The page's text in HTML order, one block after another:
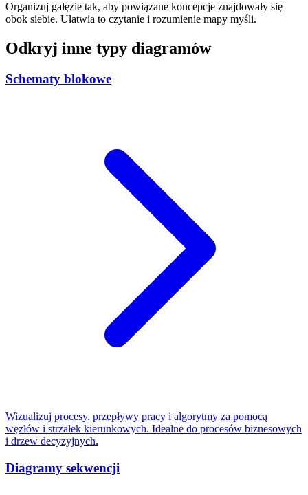
Organizuj gałęzie tak, aby powiązane koncepcje znajdowały się
obok siebie. Ułatwia to czytanie i rozumienie mapy myśli.
Odkryj inne typy diagramów
Schematy blokowe
Wizualizuj procesy, przepływy pracy i algorytmy za pomocą
węzłów i strzałek kierunkowych. Idealne do procesów biznesowych
i drzew decyzyjnych.
Diagramy sekwencji